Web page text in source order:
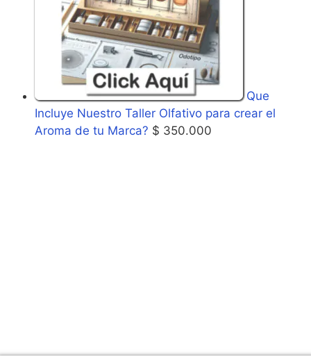
Que
Incluye Nuestro Taller Olfativo para crear el
Aroma de tu Marca? $ 350.000